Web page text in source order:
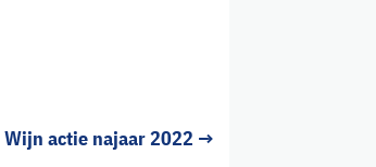
Wijn actie najaar 2022 →